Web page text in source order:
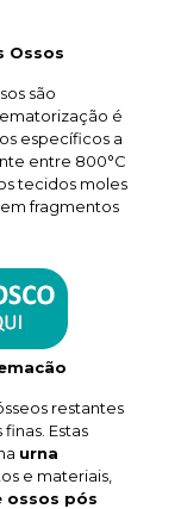
Ossos
são
é
específicos a
entre 800°C
tecidos moles
fragmentos
restantes
Estas
urna
e materiais,
ossos pós